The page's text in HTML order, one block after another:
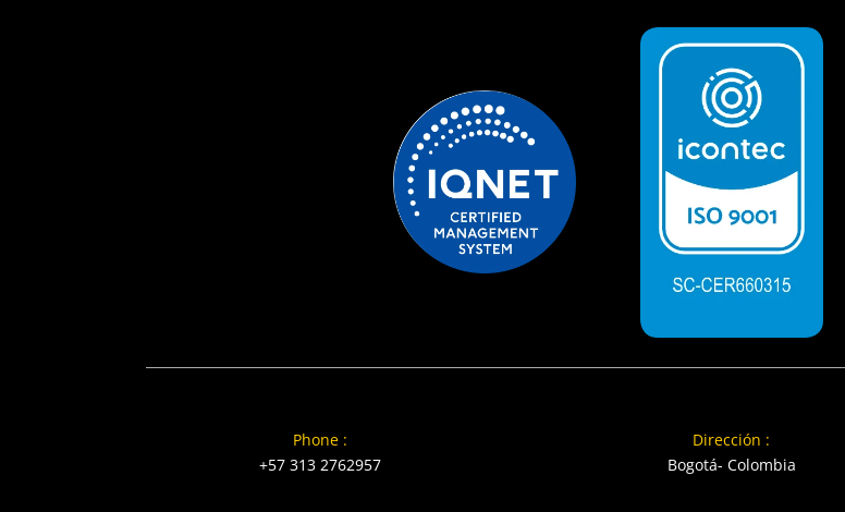
Phone :
+57 313 2762957
Dirección :
Bogotá- Colombia